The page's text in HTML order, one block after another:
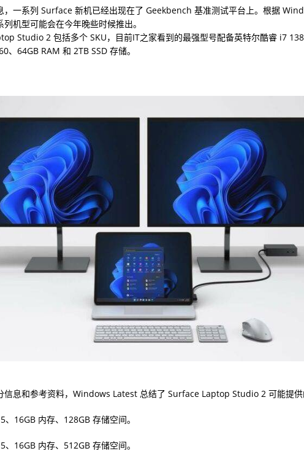
一系列 Surface 新机已经出现在了 Geekbench 基准测试平台上。根据
机型可能会在今年晚些时候推出。
Studio 2 包括多个 SKU，目前IT之家看到的最强型号配备英特尔酷睿 i7
、64GB RAM 和 2TB SSD 存储。
息和参考资料，Windows Latest 总结了 Surface Laptop Studio 2 可能提供
16GB 内存、128GB 存储空间。
16GB 内存、512GB 存储空间。